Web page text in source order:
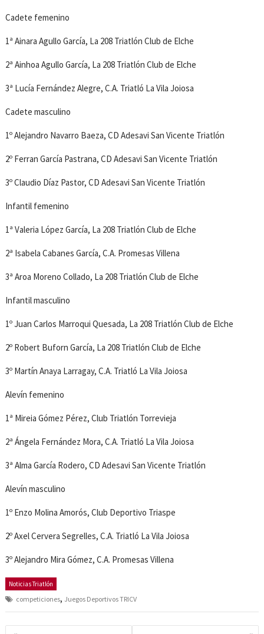
Cadete femenino
1ª Ainara Agullo García, La 208 Triatlón Club de Elche
2ª Ainhoa Agullo García, La 208 Triatlón Club de Elche
3ª Lucía Fernández Alegre, C.A. Triatló La Vila Joiosa
Cadete masculino
1º Alejandro Navarro Baeza, CD Adesavi San Vicente Triatlón
2º Ferran García Pastrana, CD Adesavi San Vicente Triatlón
3º Claudio Díaz Pastor, CD Adesavi San Vicente Triatlón
Infantil femenino
1ª Valeria López García, La 208 Triatlón Club de Elche
2ª Isabela Cabanes García, C.A. Promesas Villena
3ª Aroa Moreno Collado, La 208 Triatlón Club de Elche
Infantil masculino
1º Juan Carlos Marroqui Quesada, La 208 Triatlón Club de Elche
2º Robert Buforn García, La 208 Triatlón Club de Elche
3º Martín Anaya Larragay, C.A. Triatló La Vila Joiosa
Alevín femenino
1ª Mireia Gómez Pérez, Club Triatlón Torrevieja
2ª Ángela Fernández Mora, C.A. Triatló La Vila Joiosa
3ª Alma García Rodero, CD Adesavi San Vicente Triatlón
Alevín masculino
1º Enzo Molina Amorós, Club Deportivo Triaspe
2º Axel Cervera Segrelles, C.A. Triatló La Vila Joiosa
3º Alejandro Mira Gómez, C.A. Promesas Villena
Noticias Triatlón
competiciones, Juegos Deportivos TRICV